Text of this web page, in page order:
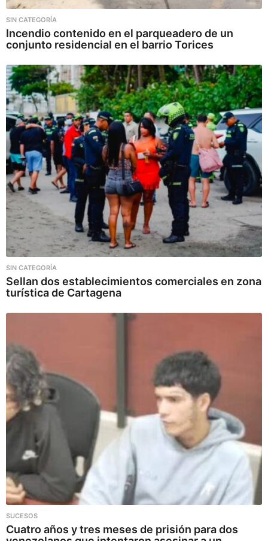
SIN CATEGORÍA
Incendio contenido en el parqueadero de un
conjunto residencial en el barrio Torices
SIN CATEGORÍA
Sellan dos establecimientos comerciales en zona
turística de Cartagena
SUCESOS
Cuatro años y tres meses de prisión para dos